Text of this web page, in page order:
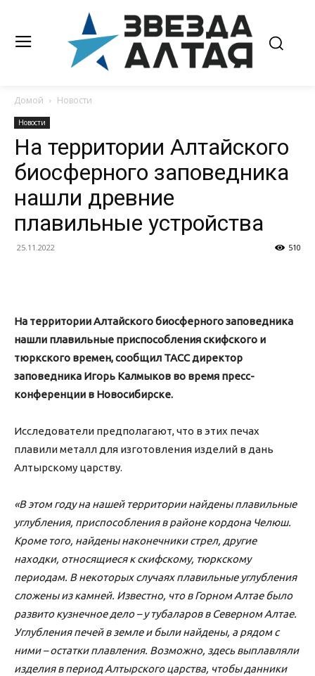
Домой Новости
Новости
На территории Алтайского
биосферного заповедника
нашли древние
плавильные устройства
25.11.2022 510
На территории Алтайского биосферного заповедника
нашли плавильные приспособления скифского и
тюркского времен, сообщил ТАСС директор
заповедника Игорь Калмыков во время пресс-
конференции в Новосибирске.
Исследователи предполагают, что в этих печах
плавили металл для изготовления изделий в дань
Алтырскому царству.
«В этом году на нашей территории найдены плавильные
углубления, приспособления в районе кордона Челюш.
Кроме того, найдены наконечники стрел, другие
находки, относящиеся к скифскому, тюркскому
периодам. В некоторых случаях плавильные углубления
сложены из камней. Известно, что в Горном Алтае было
развито кузнечное дело – у тубаларов в Северном Алтае.
Углубления печей в земле и были найдены, а рядом с
ними – остатки плавления. Возможно, здесь выплавляли
изделия в период Алтырского царства, чтобы данники